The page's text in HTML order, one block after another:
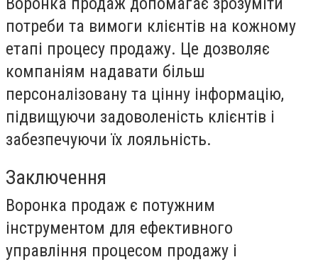
потреби та вимоги клієнтів на кожному
етапі процесу продажу. Це дозволяє
компаніям надавати більш
персоналізовану та цінну інформацію,
підвищуючи задоволеність клієнтів і
забезпечуючи їх лояльність.
Заключення
Воронка продаж є потужним
інструментом для ефективного
управління процесом продажу і